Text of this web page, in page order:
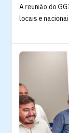
A reunião do
locais e